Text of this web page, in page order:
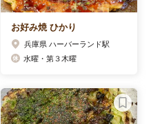
お好み焼 ひかり
兵庫県 ハーバーランド駅
水曜・第３木曜